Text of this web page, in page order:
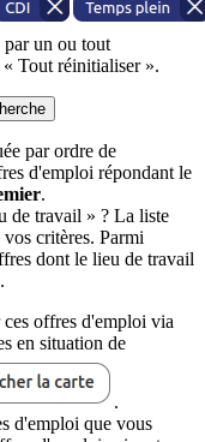
un ou tout
Tout réinitialiser ».
par ordre de
d'emploi répondant le
.
de travail » ? La liste
critères. Parmi
dont le lieu de travail
offres d'emploi via
en situation de
.
d'emploi que vous